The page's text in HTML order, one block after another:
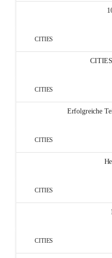
CITIES
CITIES
Erfolgreiche
CITIES
CITIES
CITIES